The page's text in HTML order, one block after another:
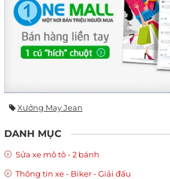
Xưởng May Jean
DANH MỤC
Sửa xe mô tô - 2 bánh
Thông tin xe - Biker - Giải đấu